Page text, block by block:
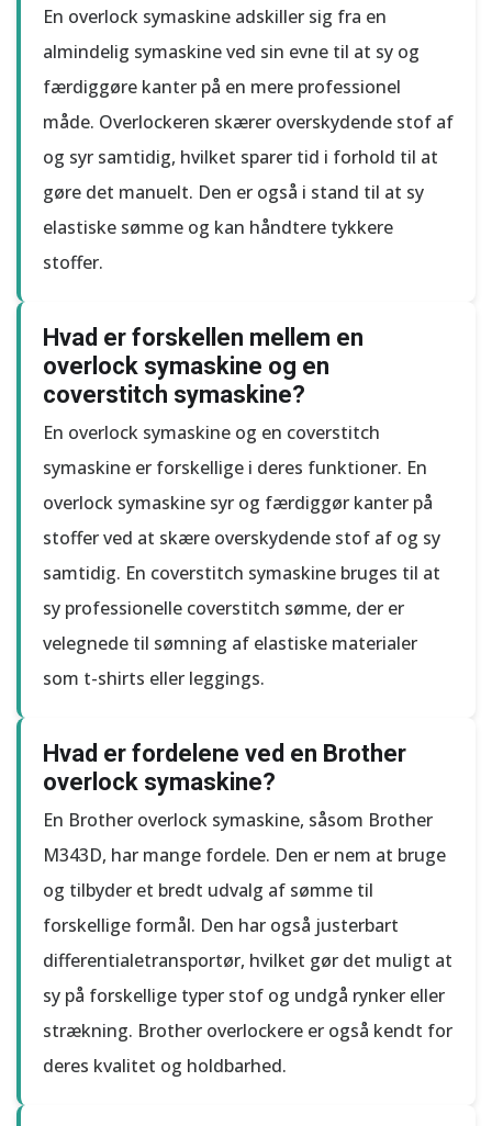
En overlock symaskine adskiller sig fra en
almindelig symaskine ved sin evne til at sy og
færdiggøre kanter på en mere professionel
måde. Overlockeren skærer overskydende stof af
og syr samtidig, hvilket sparer tid i forhold til at
gøre det manuelt. Den er også i stand til at sy
elastiske sømme og kan håndtere tykkere
stoffer.
Hvad er forskellen mellem en
overlock symaskine og en
coverstitch symaskine?
En overlock symaskine og en coverstitch
symaskine er forskellige i deres funktioner. En
overlock symaskine syr og færdiggør kanter på
stoffer ved at skære overskydende stof af og sy
samtidig. En coverstitch symaskine bruges til at
sy professionelle coverstitch sømme, der er
velegnede til sømning af elastiske materialer
som t-shirts eller leggings.
Hvad er fordelene ved en Brother
overlock symaskine?
En Brother overlock symaskine, såsom Brother
M343D, har mange fordele. Den er nem at bruge
og tilbyder et bredt udvalg af sømme til
forskellige formål. Den har også justerbart
differentialetransportør, hvilket gør det muligt at
sy på forskellige typer stof og undgå rynker eller
strækning. Brother overlockere er også kendt for
deres kvalitet og holdbarhed.